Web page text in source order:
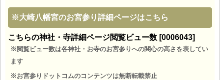
※大崎八幡宮のお宮参り詳細ページはこちら
こちらの神社・寺詳細ページ閲覧ビュー数 [0006043]
※閲覧ビュー数は各神社・お寺のお宮参りへの関心の高さを表してい
ます
※お宮参りドットコムのコンテンツは無断転載禁止